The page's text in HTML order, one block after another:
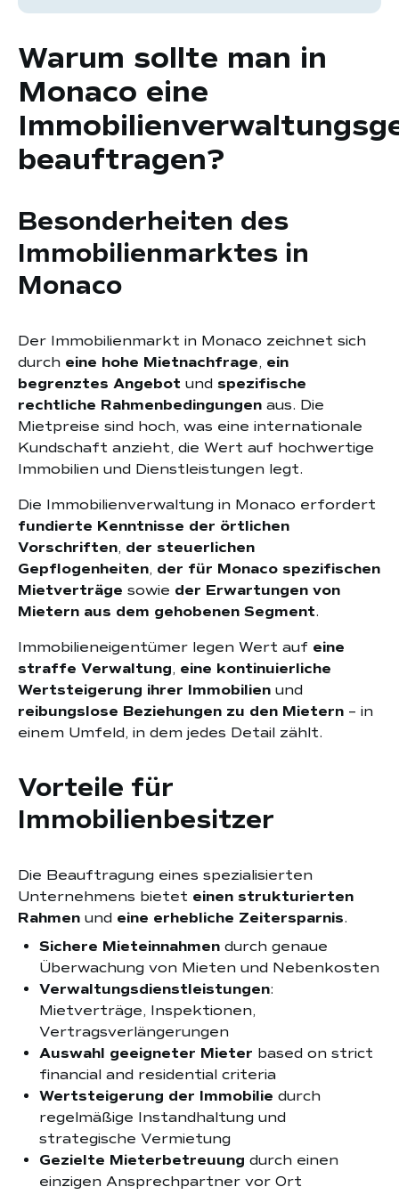
Warum sollte man in
Monaco eine
beauftragen?
Besonderheiten des
Immobilienmarktes in
Monaco
Der Immobilienmarkt in Monaco zeichnet sich
durch eine hohe Mietnachfrage, ein
begrenztes Angebot und spezifische
rechtliche Rahmenbedingungen aus. Die
Mietpreise sind hoch, was eine internationale
Kundschaft anzieht, die Wert auf hochwertige
Immobilien und Dienstleistungen legt.
Die Immobilienverwaltung in Monaco erfordert
fundierte Kenntnisse der örtlichen
Vorschriften, der steuerlichen
Gepflogenheiten, der für Monaco spezifischen
Mietverträge sowie der Erwartungen von
Mietern aus dem gehobenen Segment.
Immobilieneigentümer legen Wert auf eine
straffe Verwaltung, eine kontinuierliche
Wertsteigerung ihrer Immobilien und
reibungslose Beziehungen zu den Mietern – in
einem Umfeld, in dem jedes Detail zählt.
Vorteile für
Immobilienbesitzer
Die Beauftragung eines spezialisierten
Unternehmens bietet einen strukturierten
Rahmen und eine erhebliche Zeitersparnis.
Sichere Mieteinnahmen durch genaue
Überwachung von Mieten und Nebenkosten
Verwaltungsdienstleistungen:
Mietverträge, Inspektionen,
Vertragsverlängerungen
Auswahl geeigneter Mieter based on strict
financial and residential criteria
Wertsteigerung der Immobilie durch
regelmäßige Instandhaltung und
strategische Vermietung
Gezielte Mieterbetreuung durch einen
einzigen Ansprechpartner vor Ort